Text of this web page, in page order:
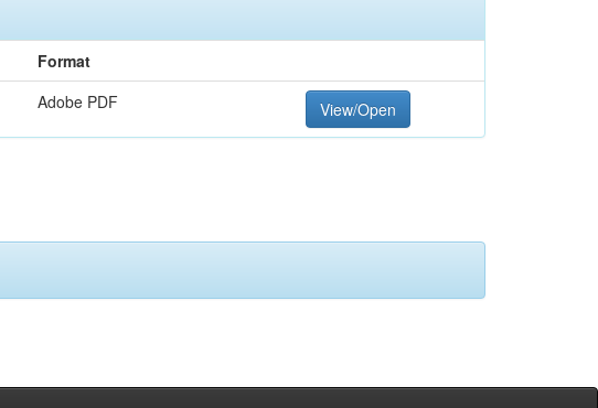
Format
Adobe PDF View/Open